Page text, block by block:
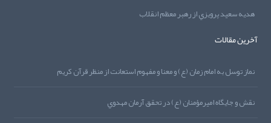
هديه‌‌ سعيد پرويزي از رهبر معظم انقلاب
آخرین مقالات
نماز توسل به امام زمان (ع) و معنا و مفهوم استعانت از منظر قرآن کريم
نقش و جايگاه اميرمؤمنان (ع) در تحقق آرمان مهدوي